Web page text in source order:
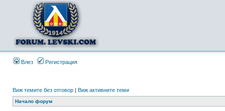
Влез Регистрация
Виж темите без отговор | Виж активните теми
Начало форум